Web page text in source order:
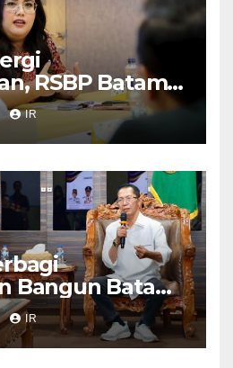
RSBP Batam
Ketersediaan
IR
Bangun Batam,
Dalami
Investasi
IR